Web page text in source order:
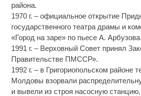
района.
1970 г. – официальное открытие
государственного театра драмы и
«Город на заре» по пьесе А. Арбузова.
1991 г. – Верховный Совет принял
Правительстве ПМССР».
1992 г. – в Григориопольском районе
Молдовы взорвали
и вывели из строя насосную